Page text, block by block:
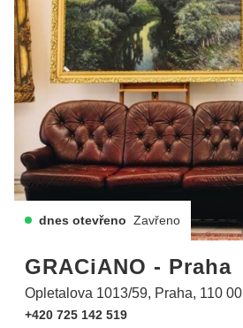
dnes otevřeno Zavřeno
GRACiANO - Praha
Opletalova 1013/59, Praha, 110 00
+420 725 142 519